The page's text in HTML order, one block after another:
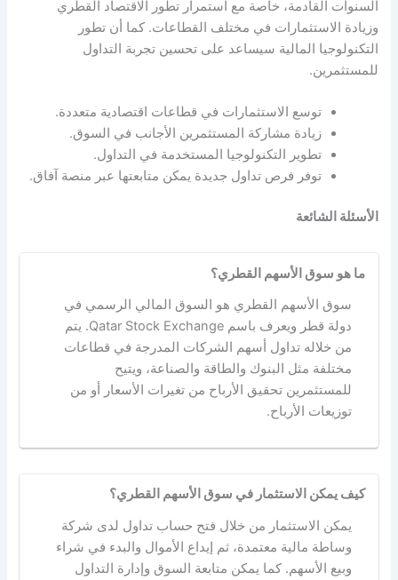
السنوات القادمة، خاصة مع استمرار تطور الاقتصاد القطري
وزيادة الاستثمارات في مختلف القطاعات. كما أن تطور
التكنولوجيا المالية سيساعد على تحسين تجربة التداول
للمستثمرين.
توسع الاستثمارات في قطاعات اقتصادية متعددة.
زيادة مشاركة المستثمرين الأجانب في السوق.
تطوير التكنولوجيا المستخدمة في التداول.
توفر فرص تداول جديدة يمكن متابعتها عبر منصة آفاق.
الأسئلة الشائعة
ما هو سوق الأسهم القطري؟
سوق الأسهم القطري هو السوق المالي الرسمي في
دولة قطر ويعرف باسم Qatar Stock Exchange. يتم
من خلاله تداول أسهم الشركات المدرجة في قطاعات
مختلفة مثل البنوك والطاقة والصناعة، ويتيح
للمستثمرين تحقيق الأرباح من تغيرات الأسعار أو من
توزيعات الأرباح.
كيف يمكن الاستثمار في سوق الأسهم القطري؟
يمكن الاستثمار من خلال فتح حساب تداول لدى شركة
وساطة مالية معتمدة، ثم إيداع الأموال والبدء في شراء
وبيع الأسهم. كما يمكن متابعة السوق وإدارة التداول